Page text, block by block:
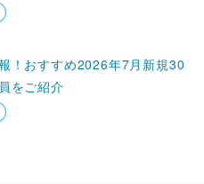
！おすすめ2026年7月新規30
をご紹介